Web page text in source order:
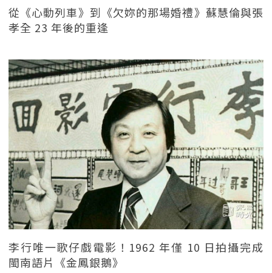
從《心動列車》到《欠妳的那場婚禮》蘇慧倫與張
孝全 23 年後的重逢
李行唯一歌仔戲電影！1962 年僅 10 日拍攝完成
閩南語片《金鳳銀鵝》